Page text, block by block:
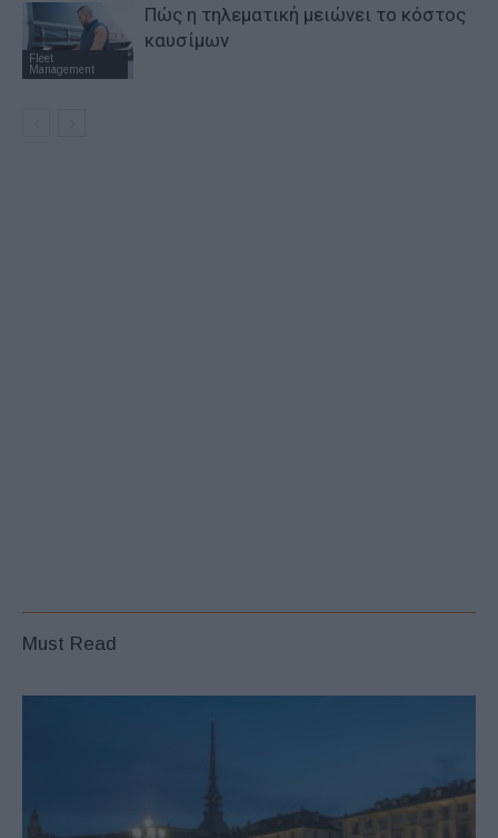
Fleet
Management
Πώς η τηλεματική μειώνει το κόστος
καυσίμων
Must Read